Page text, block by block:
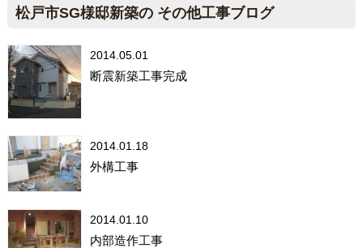
松戸市SG様邸新築の その他工事ブログ
2014.05.01
断震新築工事完成
2014.01.18
外構工事
2014.01.10
内部造作工事